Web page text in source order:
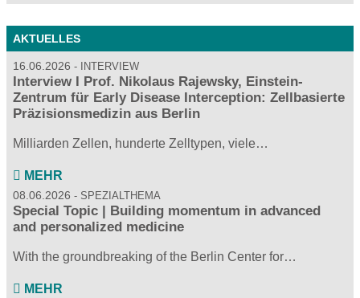
AKTUELLES
16.06.2026 INTERVIEW
Interview I Prof. Nikolaus Rajewsky, Einstein-
Zentrum für Early Disease Interception: Zellbasierte
Präzisionsmedizin aus Berlin
Milliarden Zellen, hunderte Zelltypen, viele…
MEHR
08.06.2026 SPEZIALTHEMA
Special Topic | Building momentum in advanced
and personalized medicine
With the groundbreaking of the Berlin Center for…
MEHR